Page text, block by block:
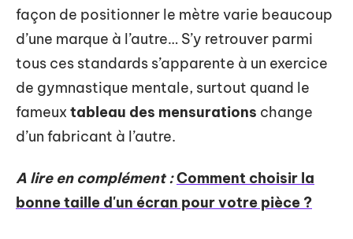
façon de positionner le mètre varie beaucoup
d’une marque à l’autre… S’y retrouver parmi
tous ces standards s’apparente à un exercice
de gymnastique mentale, surtout quand le
fameux tableau des mensurations change
d’un fabricant à l’autre.
A lire en complément :Comment choisir la
bonne taille d'un écran pour votre pièce ?